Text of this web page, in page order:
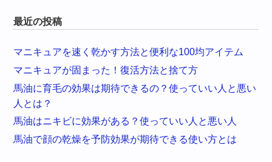
最近の投稿
マニキュアを速く乾かす方法と便利な100均アイテム
マニキュアが固まった！復活方法と捨て方
馬油に育毛の効果は期待できるの？使っていい人と悪い
人とは？
馬油はニキビに効果がある？使っていい人と悪い人
馬油で顔の乾燥を予防効果が期待できる使い方とは